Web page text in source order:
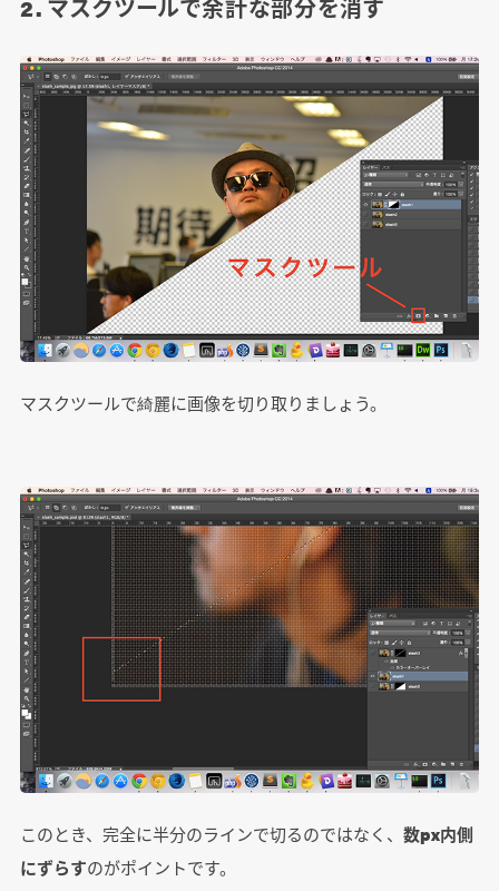
2. マスクツールで余計な部分を消す
マスクツールで綺麗に画像を切り取りましょう。
このとき、完全に半分のラインで切るのではなく、 数px内側
にずらすのがポイントです。